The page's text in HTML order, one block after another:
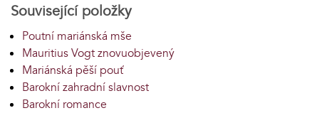
Související položky
Poutní mariánská mše
Mauritius Vogt znovuobjevený
Mariánská pěší pouť
Barokní zahradní slavnost
Barokní romance